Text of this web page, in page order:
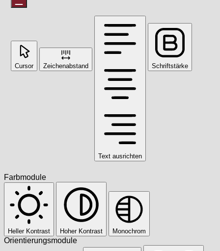
Cursor Zeichenabstand
Text ausrichten
Schriftstärke
Farbmodule
Heller Kontrast Hoher Kontrast Monochrom
Orientierungsmodule